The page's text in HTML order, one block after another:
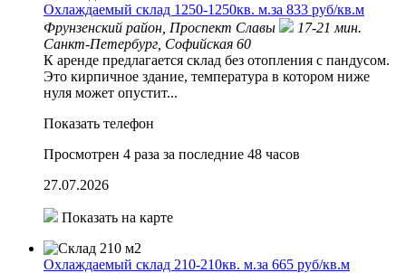
Охлаждаемый склад 1250-1250кв. м.за 833 руб/кв.м
Фрунзенский район, Проспект Славы
17-21 мин.
Санкт-Петербург, Софийская 60
К аренде предлагается склад без отопления с пандусом.
Это кирпичное здание, температура в котором ниже
нуля может опустит...
Показать телефон
Просмотрен 4 раза за последние 48 часов
27.07.2026
Показать на карте
Охлаждаемый склад 210-210кв. м.за 665 руб/кв.м